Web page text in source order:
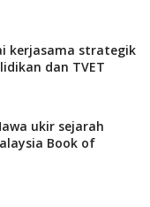
kerjasama strategik
dan TVET
ukir sejarah
Book of